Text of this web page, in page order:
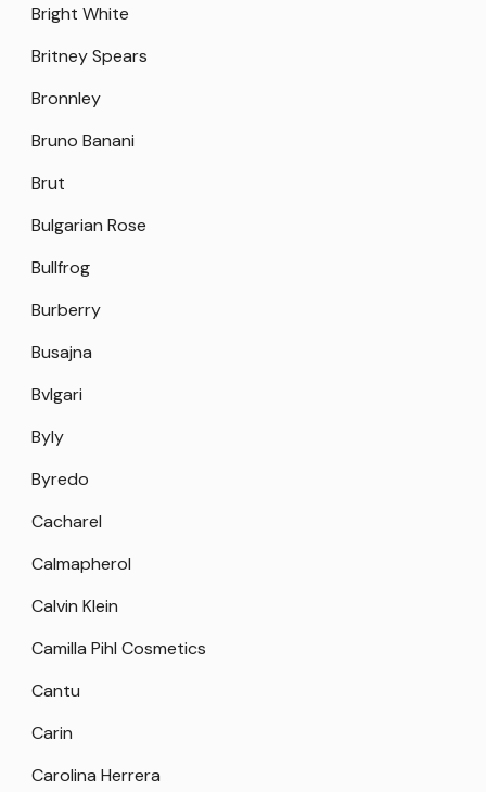
Bright White
Britney Spears
Bronnley
Bruno Banani
Brut
Bulgarian Rose
Bullfrog
Burberry
Busajna
Bvlgari
Byly
Byredo
Cacharel
Calmapherol
Calvin Klein
Camilla Pihl Cosmetics
Cantu
Carin
Carolina Herrera